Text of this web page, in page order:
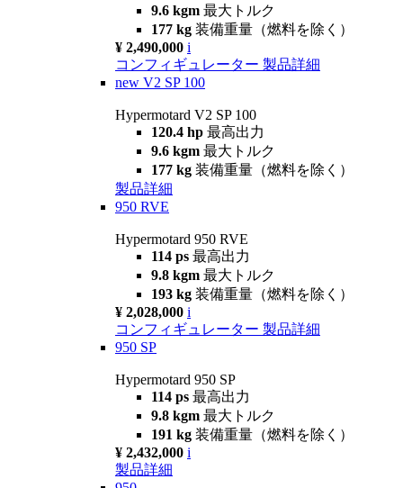
9.6 kgm 最大トルク
177 kg 装備重量（燃料を除く）
¥ 2,490,000 i
コンフィギュレーター 製品詳細
new V2 SP 100
Hypermotard V2 SP 100
120.4 hp 最高出力
9.6 kgm 最大トルク
177 kg 装備重量（燃料を除く）
製品詳細
950 RVE
Hypermotard 950 RVE
114 ps 最高出力
9.8 kgm 最大トルク
193 kg 装備重量（燃料を除く）
¥ 2,028,000 i
コンフィギュレーター 製品詳細
950 SP
Hypermotard 950 SP
114 ps 最高出力
9.8 kgm 最大トルク
191 kg 装備重量（燃料を除く）
¥ 2,432,000 i
製品詳細